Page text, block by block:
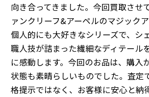
向き合ってきました。今回買取させ
ァンクリーフ&アーペルのマジックア
個人的にも大好きなシリーズで、シ
職人技が詰まった繊細なディテール
に感動します。今回のお品は、購入
状態も素晴らしいものでした。査定
格提示ではなく、お客様に安心と納